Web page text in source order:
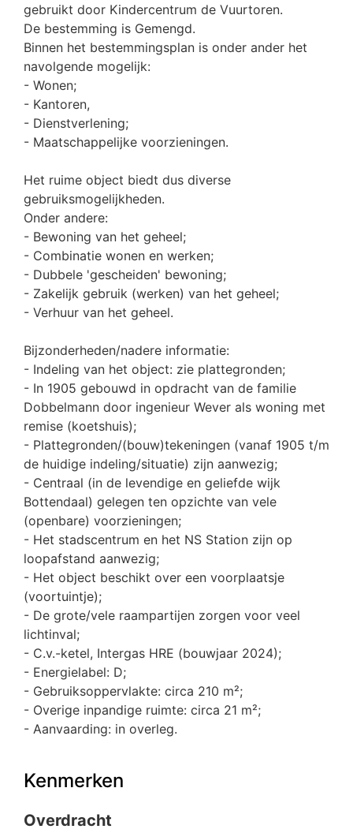
gebruikt door Kindercentrum de Vuurtoren.
De bestemming is Gemengd.
Binnen het bestemmingsplan is onder ander het
navolgende mogelijk:
- Wonen;
- Kantoren,
- Dienstverlening;
- Maatschappelijke voorzieningen.
Het ruime object biedt dus diverse
gebruiksmogelijkheden.
Onder andere:
- Bewoning van het geheel;
- Combinatie wonen en werken;
- Dubbele 'gescheiden' bewoning;
- Zakelijk gebruik (werken) van het geheel;
- Verhuur van het geheel.
Bijzonderheden/nadere informatie:
- Indeling van het object: zie plattegronden;
- In 1905 gebouwd in opdracht van de familie
Dobbelmann door ingenieur Wever als woning met
remise (koetshuis);
- Plattegronden/(bouw)tekeningen (vanaf 1905 t/m
de huidige indeling/situatie) zijn aanwezig;
- Centraal (in de levendige en geliefde wijk
Bottendaal) gelegen ten opzichte van vele
(openbare) voorzieningen;
- Het stadscentrum en het NS Station zijn op
loopafstand aanwezig;
- Het object beschikt over een voorplaatsje
(voortuintje);
- De grote/vele raampartijen zorgen voor veel
lichtinval;
- C.v.-ketel, Intergas HRE (bouwjaar 2024);
- Energielabel: D;
- Gebruiksoppervlakte: circa 210 m²;
- Overige inpandige ruimte: circa 21 m²;
- Aanvaarding: in overleg.
Kenmerken
Overdracht